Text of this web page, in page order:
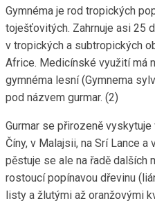
Gymnéma je rod tropických
toješťovitých. Zahrnuje asi 25
v tropických a subtropických
Africe. Medicínské využití má
gymnéma lesní (Gymnema
pod názvem gurmar. (2)
Gurmar se přirozeně
Číny, v Malajsii, na Srí Lance
pěstuje se ale na řadě dalších
rostoucí popínavou dřevinu
listy a žlutými až oranžovými